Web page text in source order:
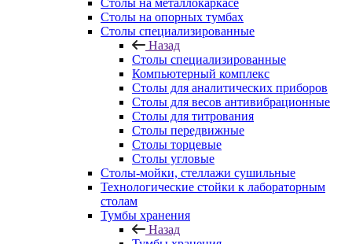
Столы на металлокаркасе
Столы на опорных тумбах
Столы специализированные
Назад
Столы специализированные
Компьютерный комплекс
Столы для аналитических приборов
Столы для весов антивибрационные
Столы для титрования
Столы передвижные
Столы торцевые
Столы угловые
Столы-мойки, стеллажи сушильные
Технологические стойки к лабораторным
столам
Тумбы хранения
Назад